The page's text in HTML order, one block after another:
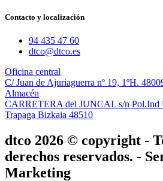
Contacto y localización
94 435 47 60
dtco@dtco.es
Oficina central
C/ Juan de Ajuriaguerra nº 19, 1ºH.
Almacén
CARRETERA del JUNCAL s/n Pol.Ind
Trapaga Bizkaia 48510
dtco 2026 © copyright -
derechos reservados. -
Marketing